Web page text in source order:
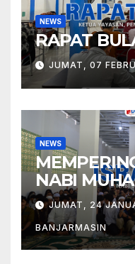
NEWS
RAPAT
JUMAT, 07
NEWS
NABI
JUMAT, 24
BANJARMASIN